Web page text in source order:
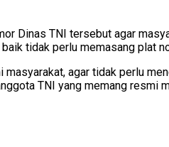
Dinas TNI tersebut agar
tidak perlu memasang plat
masyarakat, agar tidak perlu
TNI yang memang resmi